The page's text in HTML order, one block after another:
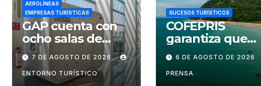
AEROLÍNEAS
EMPRESAS TURÍSTICAS
GAP cuenta con
ocho salas de
lactancia en
aeropuertos de
México
7 DE AGOSTO DE 2026
ENTORNO TURÍSTICO
SUCESOS TURÍSTICOS
COFEPRIS
garantiza que
playas de
son aptas para
uso recreativo
6 DE AGOSTO DE 2026
PRENSA